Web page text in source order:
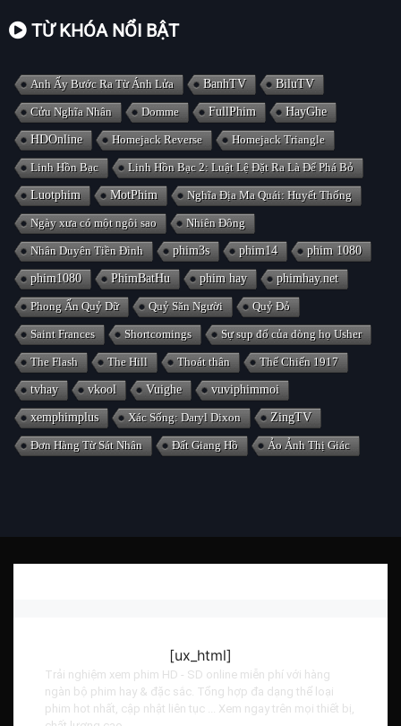
TỪ KHÓA NỔI BẬT
Anh Ấy Bước Ra Từ Ánh Lửa BanhTV BiluTV
Cửu Nghĩa Nhân Domme FullPhim HayGhe
HDOnline Homejack Reverse Homejack Triangle
Linh Hồn Bạc Linh Hồn Bạc 2: Luật Lệ Đặt Ra Là Để Phá Bỏ
Luotphim MotPhim Nghĩa Địa Ma Quái: Huyết Thống
Ngày xưa có một ngôi sao Nhiên Đông
Nhân Duyên Tiền Đình phim3s phim14 phim 1080
phim1080 PhimBatHu phim hay phimhay.net
Phong Ấn Quỷ Dữ Quỷ Săn Người Quỷ Đỏ
Saint Frances Shortcomings Sự sụp đổ của dòng họ Usher
The Flash The Hill Thoát thân Thế Chiến 1917
tvhay vkool Vuighe vuviphimmoi
xemphimplus Xác Sống: Daryl Dixon ZingTV
Đơn Hàng Từ Sát Nhân Đất Giang Hồ Ảo Ảnh Thị Giác